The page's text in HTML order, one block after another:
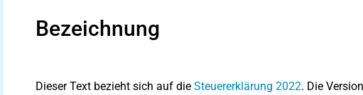
Bezeichnung
Dieser Text bezieht sich auf die Steuererklärung 2022. Die